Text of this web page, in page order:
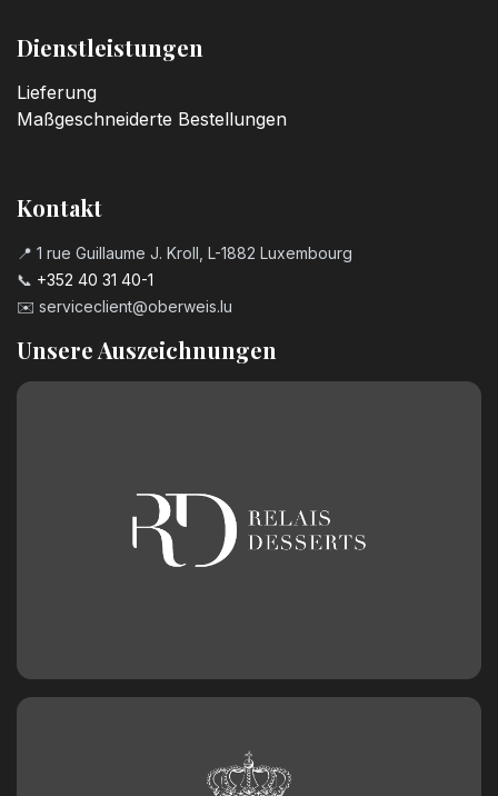
Dienstleistungen
Lieferung
Maßgeschneiderte Bestellungen
Kontakt
📍 1 rue Guillaume J. Kroll, L-1882 Luxembourg
📞 +352 40 31 40-1
✉️ serviceclient@oberweis.lu
Unsere Auszeichnungen